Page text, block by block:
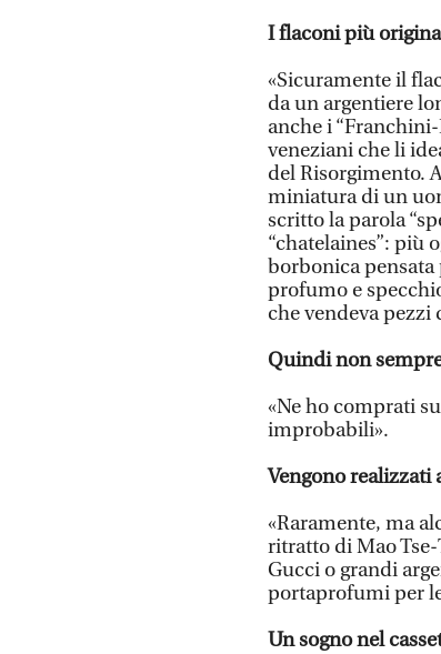
I flaconi più
«Sicuramente il
da un argentiere
anche i
veneziani che li
del Risorgimento.
miniatura di un
scritto la parola
“chatelaines”: più
borbonica pensata
profumo e
che vendeva
Quindi non
«Ne ho comprati
improbabili».
Vengono realizzati
«Raramente, ma
ritratto di Mao
Gucci o grandi
portaprofumi per le
Un sogno nel